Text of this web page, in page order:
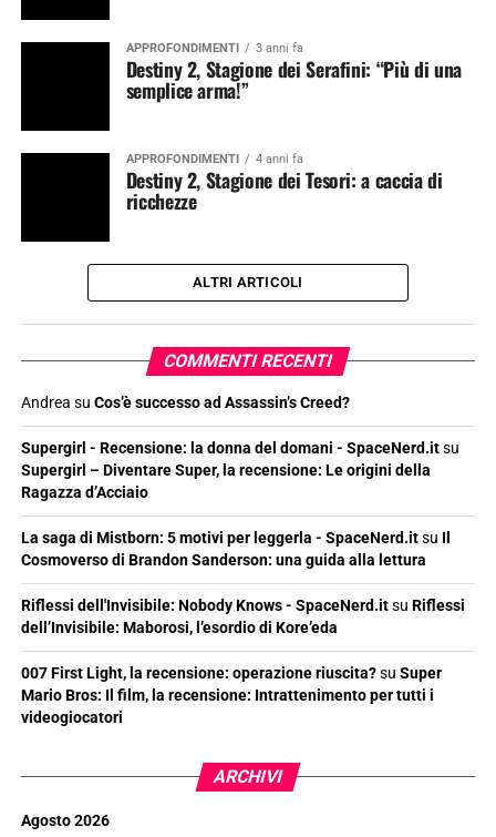
APPROFONDIMENTI 3 anni fa
Destiny 2, Stagione dei Serafini: “Più di una
semplice arma!”
APPROFONDIMENTI 4 anni fa
Destiny 2, Stagione dei Tesori: a caccia di
ricchezze
ALTRI ARTICOLI
COMMENTI RECENTI
Andrea su Cos’è successo ad Assassin’s Creed?
Supergirl - Recensione: la donna del domani - SpaceNerd.itsu
Supergirl – Diventare Super, la recensione: Le origini della
Ragazza d’Acciaio
La saga di Mistborn: 5 motivi per leggerla - SpaceNerd.itsu Il
Cosmoverso di Brandon Sanderson: una guida alla lettura
Riflessi dell'Invisibile: Nobody Knows - SpaceNerd.itsu Riflessi
dell’Invisibile: Maborosi, l’esordio di Kore’eda
007 First Light, la recensione: operazione riuscita?su Super
Mario Bros: Il film, la recensione: Intrattenimento per tutti i
videogiocatori
ARCHIVI
Agosto 2026